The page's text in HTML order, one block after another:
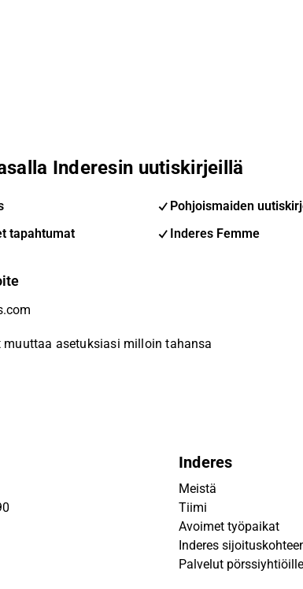
Inderesin uutiskirjeillä
Pohjoismaiden
tapahtumat
Inderes Femme
muuttaa asetuksiasi milloin tahansa
Inderes
Meistä
Tiimi
Avoimet työpaikat
Inderes
Palvelut pörssiyhtiöille